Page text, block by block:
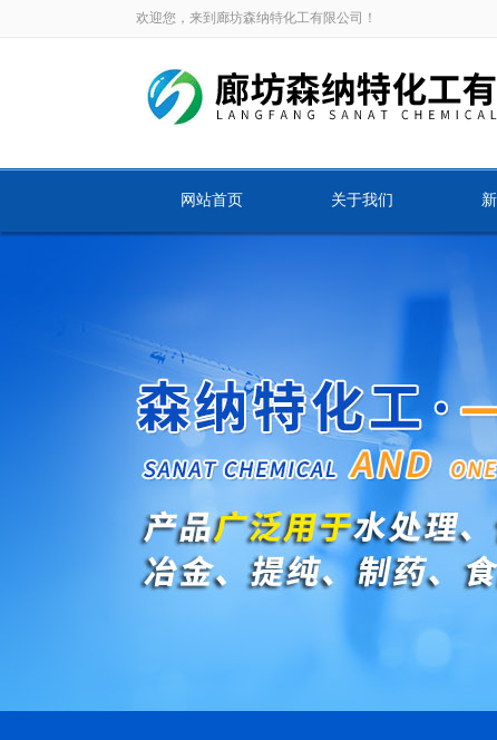
欢迎您，来到廊坊森纳特化工有限公司！
网站首页 关于我们